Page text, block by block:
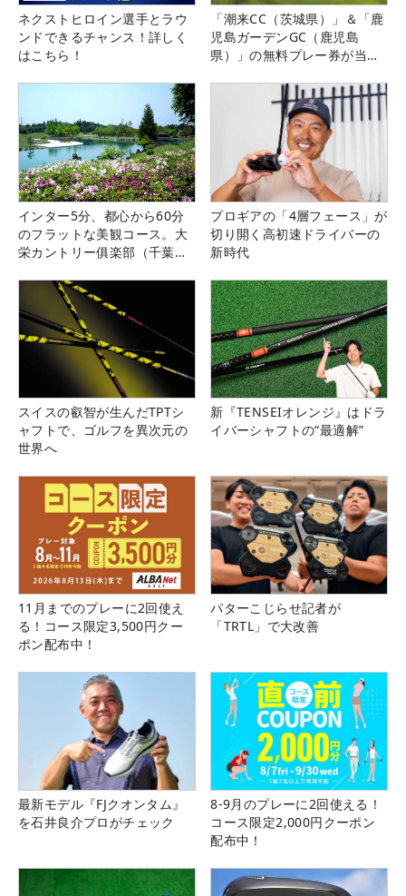
ネクストヒロイン選手とラウ
ンドできるチャンス！詳しく
はこちら！
「潮来CC（茨城県）」＆「鹿
児島ガーデンGC（鹿児島
県）」の無料プレー券が当た
インター5分、都心から60分
のフラットな美観コース。大
栄カントリー俱楽部（千葉
プロギアの「4層フェース」が
切り開く高初速ドライバーの
新時代
スイスの叡智が生んだTPTシ
ャフトで、ゴルフを異次元の
世界へ
新『TENSEIオレンジ』はドラ
イバーシャフトの“最適解”
11月までのプレーに2回使え
る！コース限定3,500円クー
ポン配布中！
パターこじらせ記者が
「TRTL」で大改善
最新モデル『FJクオンタム』
を石井良介プロがチェック
8-9月のプレーに2回使える！
コース限定2,000円クーポン
配布中！